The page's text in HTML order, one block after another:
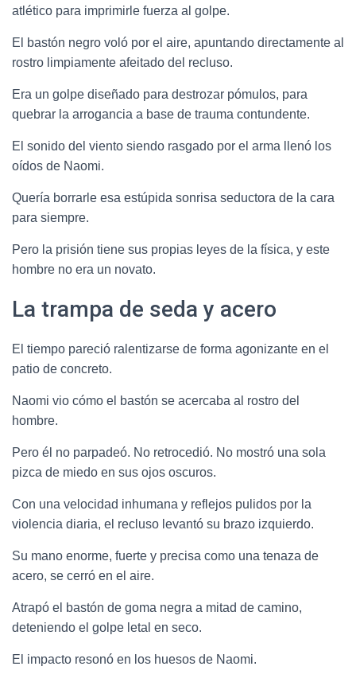
atlético para imprimirle fuerza al golpe.
El bastón negro voló por el aire, apuntando directamente al
rostro limpiamente afeitado del recluso.
Era un golpe diseñado para destrozar pómulos, para
quebrar la arrogancia a base de trauma contundente.
El sonido del viento siendo rasgado por el arma llenó los
oídos de Naomi.
Quería borrarle esa estúpida sonrisa seductora de la cara
para siempre.
Pero la prisión tiene sus propias leyes de la física, y este
hombre no era un novato.
La trampa de seda y acero
El tiempo pareció ralentizarse de forma agonizante en el
patio de concreto.
Naomi vio cómo el bastón se acercaba al rostro del
hombre.
Pero él no parpadeó. No retrocedió. No mostró una sola
pizca de miedo en sus ojos oscuros.
Con una velocidad inhumana y reflejos pulidos por la
violencia diaria, el recluso levantó su brazo izquierdo.
Su mano enorme, fuerte y precisa como una tenaza de
acero, se cerró en el aire.
Atrapó el bastón de goma negra a mitad de camino,
deteniendo el golpe letal en seco.
El impacto resonó en los huesos de Naomi.